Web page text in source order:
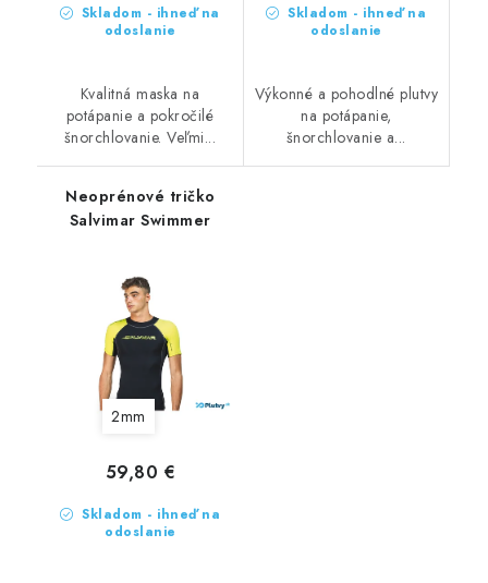
Skladom - ihneď na
odoslanie
Kvalitná maska na
potápanie a pokročilé
šnorchlovanie. Veľmi...
Skladom - ihneď na
odoslanie
Výkonné a pohodlné plutvy
na potápanie,
šnorchlovanie a...
Neoprénové tričko
Salvimar Swimmer
2mm
Skladom - ihneď na
odoslanie
59,80 €